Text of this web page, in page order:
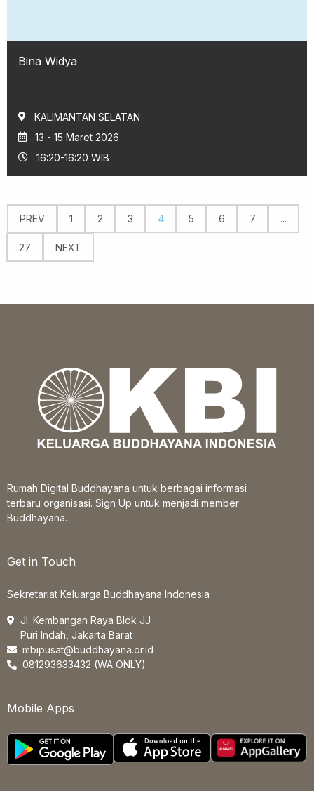
Bina Widya
KALIMANTAN SELATAN
13 - 15 Maret 2026
16:20-16:20 WIB
PREV 1 2 3 4 5 6 7 ...
27 NEXT
Rumah Digital Buddhayana untuk berbagai informasi
terbaru organisasi. Sign Up untuk menjadi member
Buddhayana.
Get in Touch
Sekretariat Keluarga Buddhayana Indonesia
Jl. Kembangan Raya Blok JJ
Puri Indah, Jakarta Barat
mbipusat@buddhayana.or.id
081293633432 (WA ONLY)
Mobile Apps